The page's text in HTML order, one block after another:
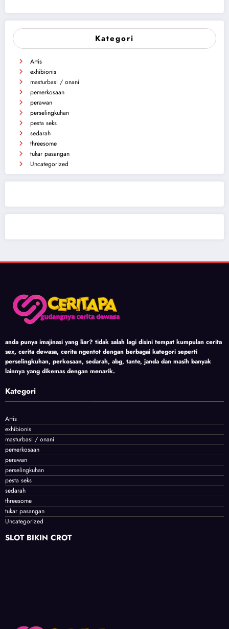
Kategori
Artis
exhibionis
masturbasi / onani
pemerkosaan
perawan
perselingkuhan
pesta seks
sedarah
threesome
tukar pasangan
Uncategorized
anda punya imajinasi yang liar? tidak salah lagi disini tempat kumpulan cerita
sex, cerita dewasa, cerita ngentot dengan berbagai kategori seperti
perselingkuhan, perkosaan, sedarah, abg, tante, janda dan masih banyak
lainnya yang dikemas dengan menarik.
Kategori
Artis
exhibionis
masturbasi / onani
pemerkosaan
perawan
perselingkuhan
pesta seks
sedarah
threesome
tukar pasangan
Uncategorized
SLOT BIKIN CROT